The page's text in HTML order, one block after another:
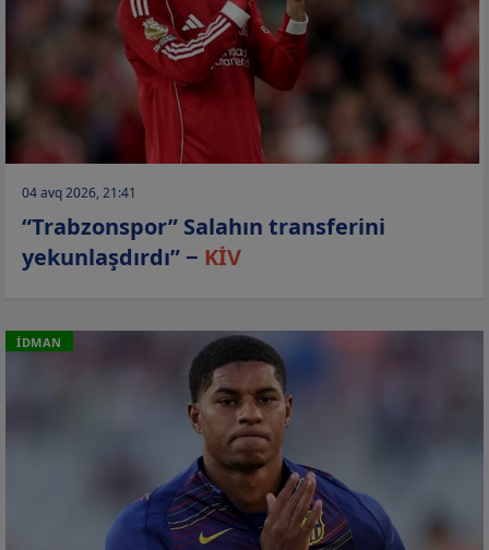
04 avq 2026, 21:41
“Trabzonspor” Salahın transferini
yekunlaşdırdı” − KİV
İDMAN